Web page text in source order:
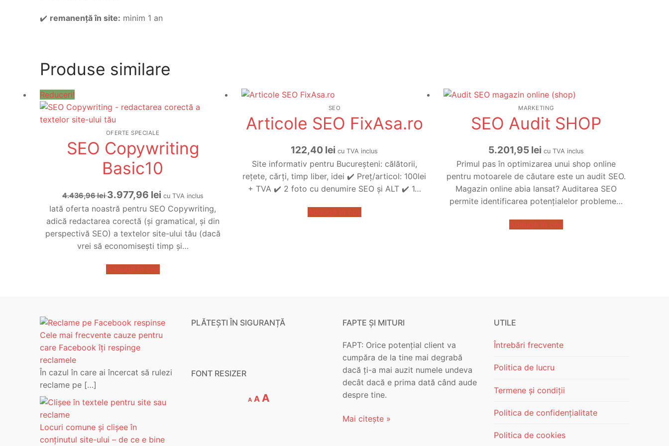
✔️ remanență în site: minim 1 an
Produse similare
Reduceri!
OFERTE SPECIALE
SEO Copywriting
Basic10
4.436,96lei Prețul
inițial
a
fost:
4.436,96 lei.
3.977,96 lei Prețul
curent
este:
3.977,96 lei.
cu TVA inclus
Iată oferta noastră pentru SEO Copywriting,
adică redactarea corectă (și gramatical, și din
perspectivă SEO) a textelor site-ului tău (dacă
vrei să economisești timp și…
Adaugă în coș
SEO
Articole SEO FixAsa.ro
122,40 lei cu TVA inclus
Site informativ pentru Bucureșteni: călătorii,
rețete, cărți, timp liber, idei ✔️ Preț/articol: 100lei
+ TVA ✔️ 2 foto cu denumire SEO și ALT ✔️ 1…
Adaugă în coș
MARKETING
SEO Audit SHOP
5.201,95 lei cu TVA inclus
Primul pas în optimizarea unui shop online
pentru motoarele de căutare este un audit SEO.
Magazin online abia lansat? Auditarea SEO
permite identificarea potențialelor probleme…
Adaugă în coș
Cele mai frecvente cauze pentru
care Facebook îți respinge
reclamele
În cazul în care ai încercat să rulezi
reclame pe […]
Locuri comune și clișee în
conținutul site-ului – de ce e bine
PLĂTEȘTI ÎN SIGURANȚĂ
FONT RESIZER
A
Decrease
font
A Reset
A
FAPTE ȘI MITURI
FAPT: Orice potențial client va
cumpăra de la tine mai degrabă
dacă ți-a mai auzit numele undeva
decât dacă e prima dată când aude
despre tine.
Mai citește »
UTILE
Întrebări frecvente
Politica de lucru
Termene și condiții
Politica de confidențialitate
Politica de cookies